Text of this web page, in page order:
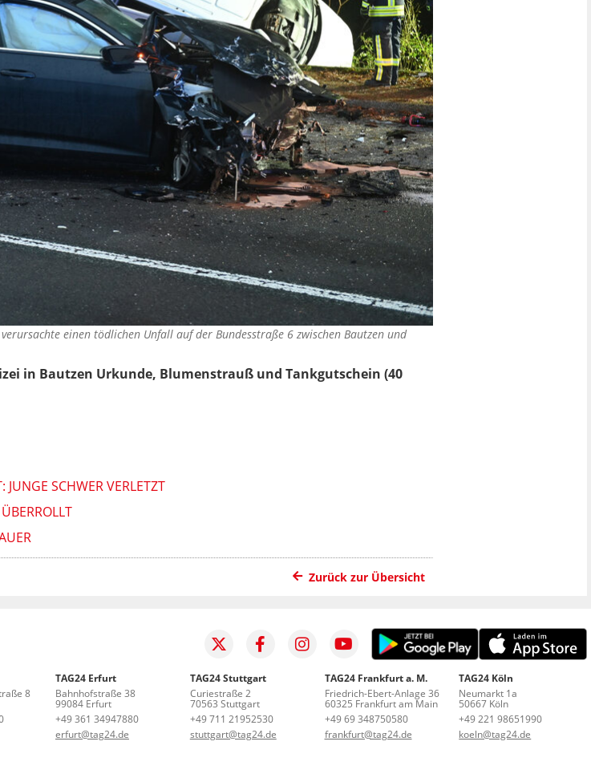
einen tödlichen Unfall auf der Bundesstraße 6 zwischen Bautzen und
in Bautzen Urkunde, Blumenstrauß und Tankgutschein (40
SCHWER VERLETZT
Zurück zur Übersicht
8
TAG24 Erfurt
Bahnhofstraße 38
99084 Erfurt
+49 361 34947880
erfurt@tag24.de
TAG24 Stuttgart
Curiestraße 2
70563 Stuttgart
+49 711 21952530
stuttgart@tag24.de
TAG24 Frankfurt a. M.
Friedrich-Ebert-Anlage 36
60325 Frankfurt am Main
+49 69 348750580
frankfurt@tag24.de
TAG24 Köln
Neumarkt 1a
50667 Köln
+49 221 98651990
koeln@tag24.de